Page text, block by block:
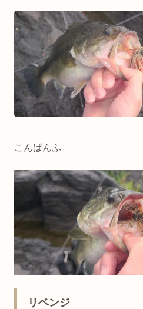
こんばんふ
リベンジ